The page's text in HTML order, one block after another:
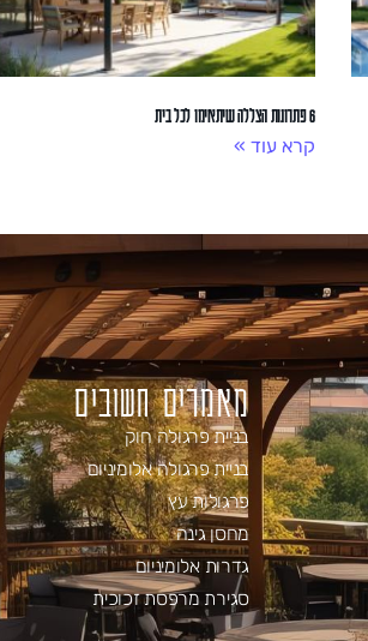
6 פתרונות הצללה שיתאימו לכל בית
קרא עוד »
מאמרים חשובים
בניית פרגולה חוק
בניית פרגולה אלומיניום
פרגולות עץ
מחסן גינה
גדרות אלומיניום
סגירת מרפסת זכוכית